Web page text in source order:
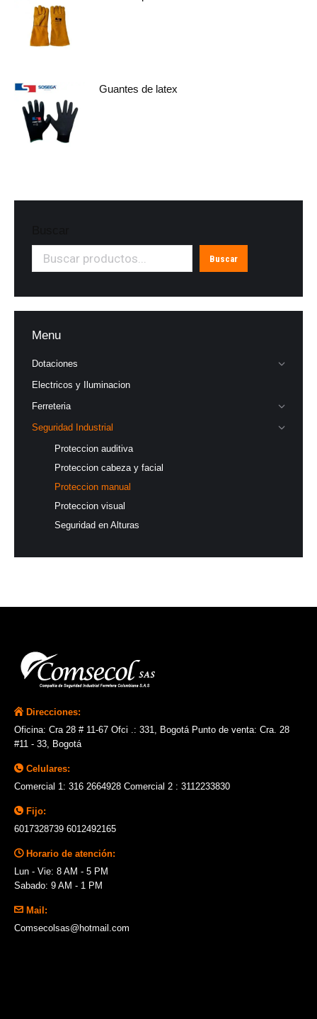
Guantes de latex
Buscar
Menu
Dotaciones
Electricos y Iluminacion
Ferreteria
Seguridad Industrial
Proteccion auditiva
Proteccion cabeza y facial
Proteccion manual
Proteccion visual
Seguridad en Alturas
Direcciones:
Oficina: Cra 28 # 11-67 Ofci .: 331, Bogotá Punto de venta: Cra. 28
#11 - 33, Bogotá
Celulares:
Comercial 1: 316 2664928 Comercial 2 : 3112233830
Fijo:
6017328739 6012492165
Horario de atención:
Lun - Vie: 8 AM - 5 PM
Sabado: 9 AM - 1 PM
Mail:
Comsecolsas@hotmail.com